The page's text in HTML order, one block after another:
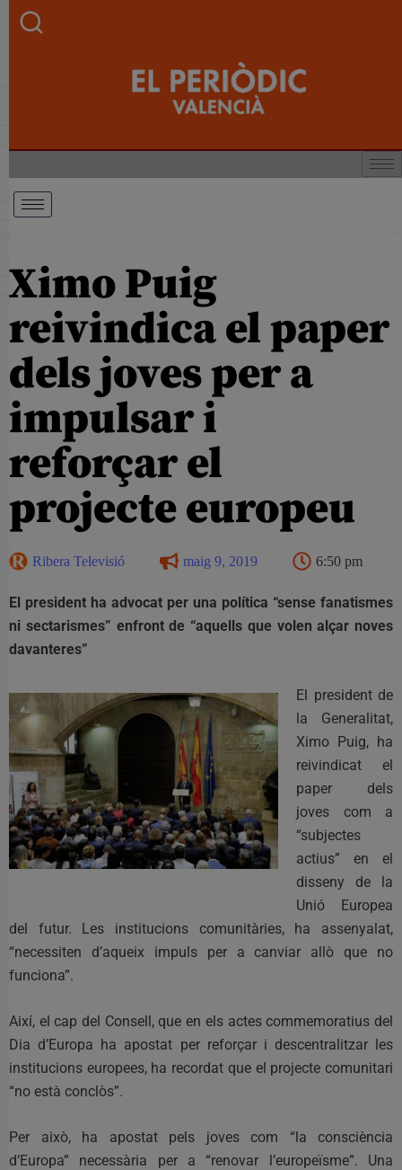
Ximo Puig
reivindica el paper
dels joves per a
impulsar i
reforçar el
projecte europeu
Ribera Televisió maig 9, 2019 6:50 pm
El president ha advocat per una política “sense fanatismes
ni sectarismes” enfront de “aquells que volen alçar noves
davanteres”
El president de
la Generalitat,
Ximo Puig, ha
reivindicat el
paper dels
joves com a
“subjectes
actius” en el
disseny de la
Unió Europea
del futur. Les institucions comunitàries, ha assenyalat,
“necessiten d’aqueix impuls per a canviar allò que no
funciona”.
Així, el cap del Consell, que en els actes commemoratius del
Dia d’Europa ha apostat per reforçar i descentralitzar les
institucions europees, ha recordat que el projecte comunitari
“no està conclòs”.
Per això, ha apostat pels joves com “la consciència
d’Europa” necessària per a “renovar l’europeïsme”. Una